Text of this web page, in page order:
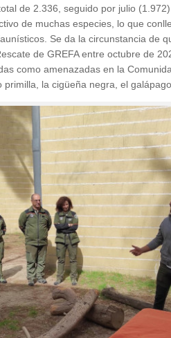
de 2.336, seguido por julio
de muchas especies, lo que
Se da la circunstancia de
de GREFA entre octubre de
como amenazadas en la
la cigüeña negra, el